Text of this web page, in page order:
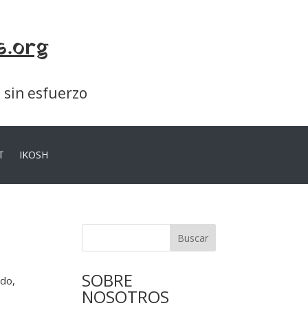
esfuerzo
IKOSH
Buscar
SOBRE
NOSOTROS